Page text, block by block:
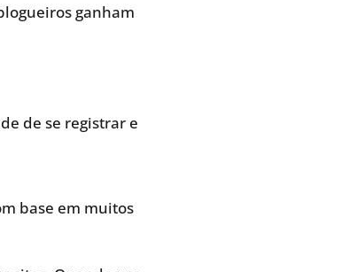
ganham
de se registrar e
base em muitos